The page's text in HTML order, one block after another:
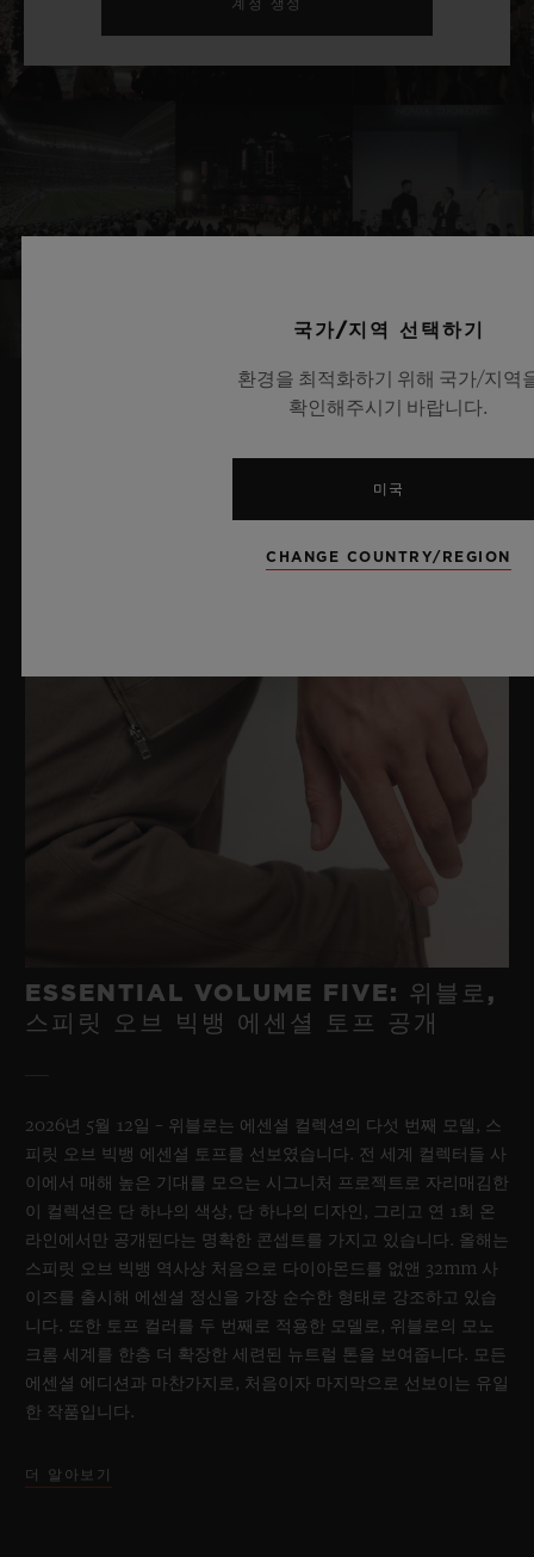
계정 생성
ESSENTIAL VOLUME FIVE: 위블로,
스피릿 오브 빅뱅 에센셜 토프 공개
2026년 5월 12일 – 위블로는 에센셜 컬렉션의 다섯 번째 모델, 스
피릿 오브 빅뱅 에센셜 토프를 선보였습니다. 전 세계 컬렉터들 사
이에서 매해 높은 기대를 모으는 시그니처 프로젝트로 자리매김한
이 컬렉션은 단 하나의 색상, 단 하나의 디자인, 그리고 연 1회 온
라인에서만 공개된다는 명확한 콘셉트를 가지고 있습니다. 올해는
스피릿 오브 빅뱅 역사상 처음으로 다이아몬드를 없앤 32mm 사
이즈를 출시해 에센셜 정신을 가장 순수한 형태로 강조하고 있습
니다. 또한 토프 컬러를 두 번째로 적용한 모델로, 위블로의 모노
크롬 세계를 한층 더 확장한 세련된 뉴트럴 톤을 보여줍니다. 모든
에센셜 에디션과 마찬가지로, 처음이자 마지막으로 선보이는 유일
한 작품입니다.
더 알아보기
국가/지역 선택하기
환경을 최적화하기 위해 국가/지역
확인해주시기 바랍니다.
미국
CHANGE COUNTRY/REGION